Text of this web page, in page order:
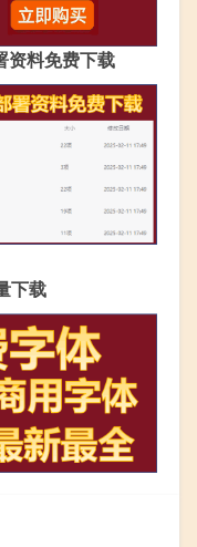
资料免费下载
下载